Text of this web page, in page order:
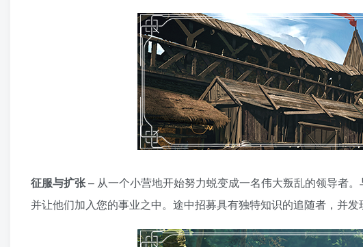
征服与扩张– 从一个小营地开始努力蜕变成一名伟大叛乱的领导者
并让他们加入您的事业之中。途中招募具有独特知识的追随者，并